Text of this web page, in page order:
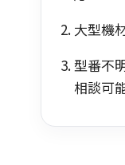
大型機
型番不
相談可